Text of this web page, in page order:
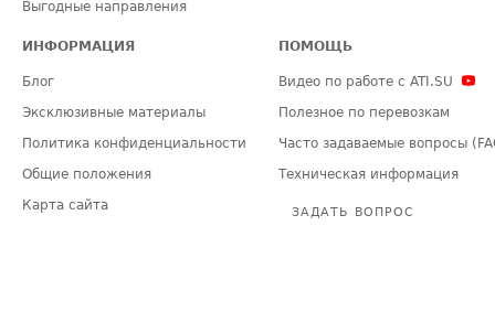
Выгодные направления
ИНФОРМАЦИЯ
Блог
Эксклюзивные материалы
Политика конфиденциальности
Общие положения
Карта сайта
ПОМОЩЬ
Видео по работе с ATI.SU
Полезное по перевозкам
Часто задаваемые вопросы
Техническая информация
ЗАДАТЬ ВОПРОС